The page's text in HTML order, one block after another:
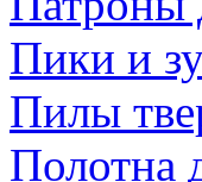
Пики и
Пилы
Полотна